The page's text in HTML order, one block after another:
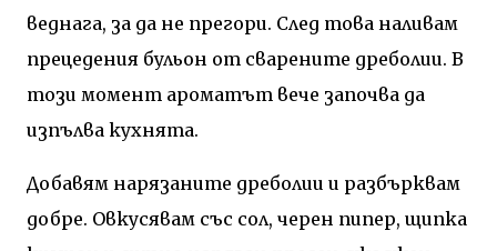
веднага, за да не прегори. След това наливам
прецедения бульон от сварените дреболии. В
този момент ароматът вече започва да
изпълва кухнята.
Добавям нарязаните дреболии и разбърквам
добре. Овкусявам със сол, черен пипер, щипка